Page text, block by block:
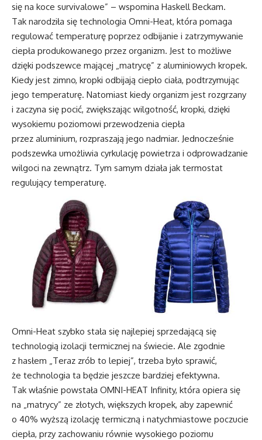
się na koce survivalowe” – wspomina Haskell Beckam.
Tak narodziła się technologia Omni-Heat, która pomaga
regulować temperaturę poprzez odbijanie i zatrzymywanie
ciepła produkowanego przez organizm. Jest to możliwe
dzięki podszewce mającej „matrycę” z aluminiowych kropek.
Kiedy jest zimno, kropki odbijają ciepło ciała, podtrzymując
jego temperaturę. Natomiast kiedy organizm jest rozgrzany
i zaczyna się pocić, zwiększając wilgotność, kropki, dzięki
wysokiemu poziomowi przewodzenia ciepła
przez aluminium, rozpraszają jego nadmiar. Jednocześnie
podszewka umożliwia cyrkulację powietrza i odprowadzanie
wilgoci na zewnątrz. Tym samym działa jak termostat
regulujący temperaturę.
Omni-Heat szybko stała się najlepiej sprzedającą się
technologią izolacji termicznej na świecie. Ale zgodnie
z hasłem „Teraz zrób to lepiej”, trzeba było sprawić,
że technologia ta będzie jeszcze bardziej efektywna.
Tak właśnie powstała OMNI-HEAT Infinity, która opiera się
na „matrycy” ze złotych, większych kropek, aby zapewnić
o 40% wyższą izolację termiczną i natychmiastowe poczucie
ciepła, przy zachowaniu równie wysokiego poziomu